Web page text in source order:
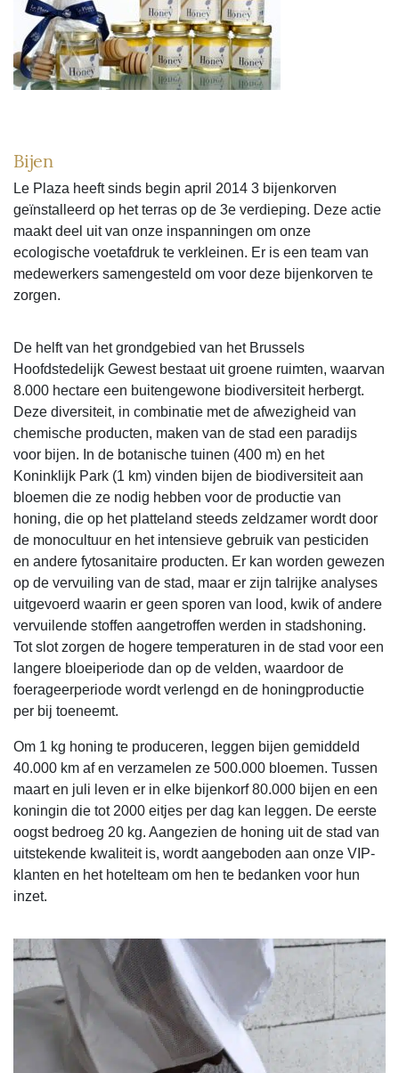
Bijen
Le Plaza heeft sinds begin april 2014 3 bijenkorven
geïnstalleerd op het terras op de 3e verdieping. Deze actie
maakt deel uit van onze inspanningen om onze
ecologische voetafdruk te verkleinen. Er is een team van
medewerkers samengesteld om voor deze bijenkorven te
zorgen.
De helft van het grondgebied van het Brussels
Hoofdstedelijk Gewest bestaat uit groene ruimten, waarvan
8.000 hectare een buitengewone biodiversiteit herbergt.
Deze diversiteit, in combinatie met de afwezigheid van
chemische producten, maken van de stad een paradijs
voor bijen. In de botanische tuinen (400 m) en het
Koninklijk Park (1 km) vinden bijen de biodiversiteit aan
bloemen die ze nodig hebben voor de productie van
honing, die op het platteland steeds zeldzamer wordt door
de monocultuur en het intensieve gebruik van pesticiden
en andere fytosanitaire producten. Er kan worden gewezen
op de vervuiling van de stad, maar er zijn talrijke analyses
uitgevoerd waarin er geen sporen van lood, kwik of andere
vervuilende stoffen aangetroffen werden in stadshoning.
Tot slot zorgen de hogere temperaturen in de stad voor een
langere bloeiperiode dan op de velden, waardoor de
foerageerperiode wordt verlengd en de honingproductie
per bij toeneemt.
Om 1 kg honing te produceren, leggen bijen gemiddeld
40.000 km af en verzamelen ze 500.000 bloemen. Tussen
maart en juli leven er in elke bijenkorf 80.000 bijen en een
koningin die tot 2000 eitjes per dag kan leggen. De eerste
oogst bedroeg 20 kg. Aangezien de honing uit de stad van
uitstekende kwaliteit is, wordt aangeboden aan onze VIP-
klanten en het hotelteam om hen te bedanken voor hun
inzet.